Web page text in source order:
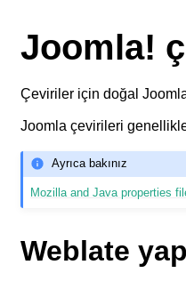
Joomla!
Çeviriler için doğal
Joomla çevirileri
Ayrıca bakınız
Mozilla and Java properties
Weblate